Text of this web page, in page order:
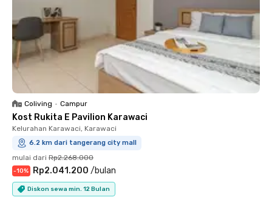
Coliving • Campur
Kost Rukita E Pavilion Karawaci
Kelurahan Karawaci, Karawaci
6.2 km dari tangerang city mall
mulai dari Rp2.268.000
-10% Rp2.041.200 /bulan
Diskon sewa min. 12 Bulan